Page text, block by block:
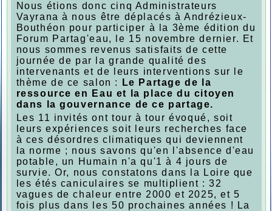
Nous étions donc cinq Administrateurs
Vayrana à nous être déplacés à Andrézieux-
Bouthéon pour participer à la 3ème édition du
Forum Partag'eau, le 15 novembre dernier. Et
nous sommes revenus satisfaits de cette
journée de par la grande qualité des
intervenants et de leurs interventions sur le
thème de ce salon :
Le Partage de la
ressource en Eau et la place du citoyen
dans la gouvernance de ce partage.
Les 11 invités ont tour à tour évoqué, soit
leurs expériences soit leurs recherches face
à ces désordres climatiques qui deviennent
la norme ; nous savons qu'en l'absence d'eau
potable, un Humain n'a qu'1 à 4 jours de
survie. Or, nous constatons dans la Loire que
les étés caniculaires se multiplient : 32
vagues de chaleur entre 2000 et 2025, et 5
fois plus dans les 50 prochaines années ! La